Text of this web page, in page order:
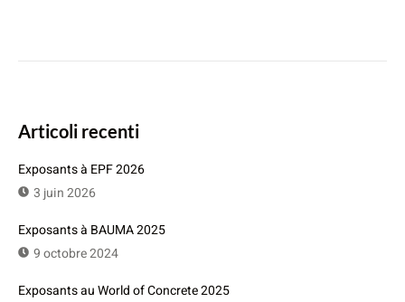
Articoli recenti
Exposants à EPF 2026
3 juin 2026
Exposants à BAUMA 2025
9 octobre 2024
Exposants au World of Concrete 2025